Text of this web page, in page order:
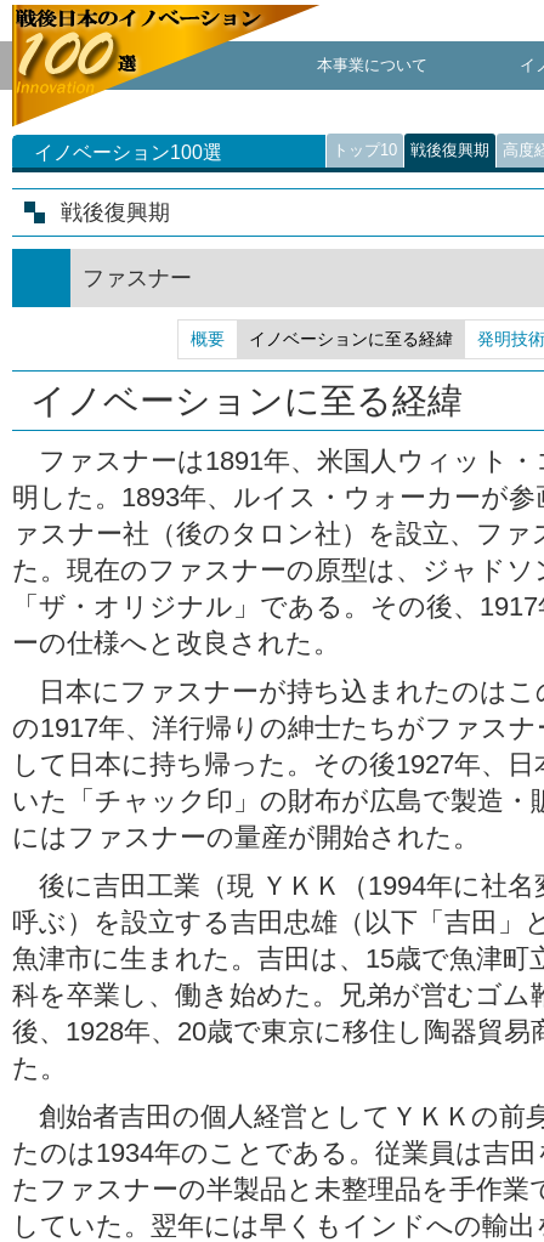
イ
本事業について
イノベーション100選 トップ10 戦後復興期 高度
戦後復興期
ファスナー
発明技
イノベーションに至る経緯
概要
イノベーションに至る経緯
ファスナーは1891年、米国人ウィット
明した。1893年、ルイス・ウォーカーが
ァスナー社（後のタロン社）を設立、フ
た。現在のファスナーの原型は、ジャド
「ザ・オリジナル」である。その後、
ーの仕様へと改良された。
日本にファスナーが持ち込まれたのはこ
の1917年、洋行帰りの紳士たちがファス
して日本に持ち帰った。その後1927年、
いた「チャック印」の財布が広島で製造・
にはファスナーの量産が開始された。
後に吉田工業（現 ＹＫＫ（1994年に社名
呼ぶ）を設立する吉田忠雄（以下「吉田」
魚津市に生まれた。吉田は、15歳で魚津町
科を卒業し、働き始めた。兄弟が営むゴム
後、1928年、20歳で東京に移住し陶器貿
た。
創始者吉田の個人経営としてＹＫＫの前
たのは1934年のことである。従業員は吉
たファスナーの半製品と未整理品を手作業
していた。翌年には早くもインドへの輸